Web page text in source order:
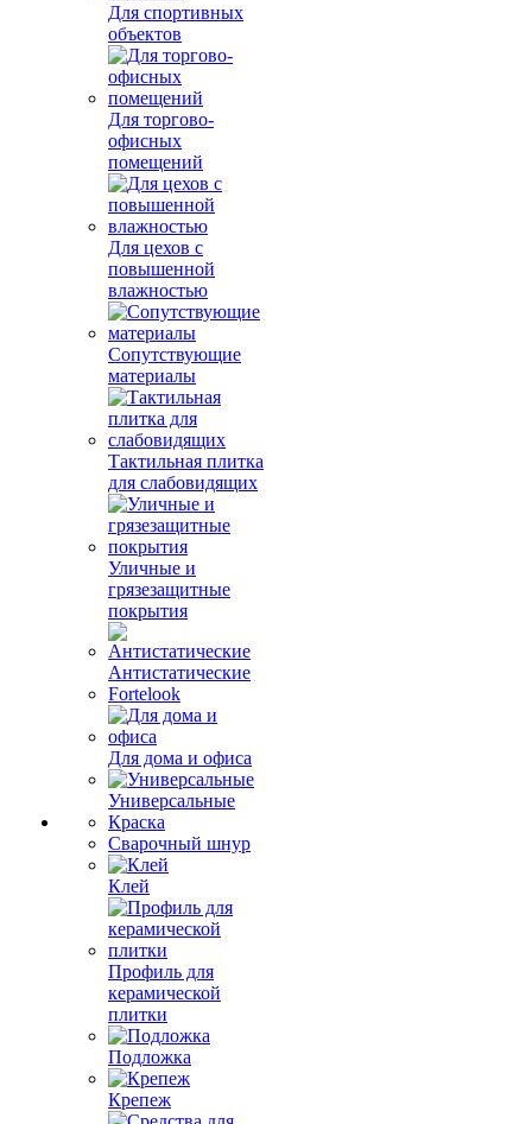
Для спортивных
объектов
Для торгово-
офисных
помещений
Для цехов с
повышенной
влажностью
Сопутствующие
материалы
Тактильная плитка
для слабовидящих
Уличные и
грязезащитные
покрытия
Антистатические
Fortelook
Для дома и офиса
Универсальные
Краска
Сварочный шнур
Клей
Профиль для
керамической
плитки
Подложка
Крепеж